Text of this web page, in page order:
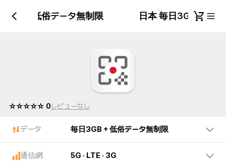
3GB + 低俗データ無制限 日本 毎日3GB + 低
☆☆☆☆☆ 0レビューなし
データ 毎日3GB + 低俗データ無制限
通信網 5G · LTE · 3G